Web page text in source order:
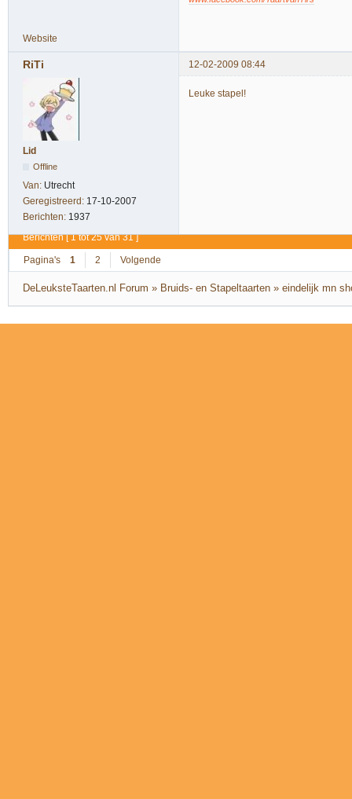
Website
RiTi 12-02-2009 08:44
Lid
Offline
Van: Utrecht
Geregistreerd: 17-10-2007
Berichten: 1937
Leuke stapel!
Berichten [ 1 tot 25 van 31 ]
Pagina's 1 2 Volgende
DeLeuksteTaarten.nl Forum » Bruids- en Stapeltaarten »eindelijk mn